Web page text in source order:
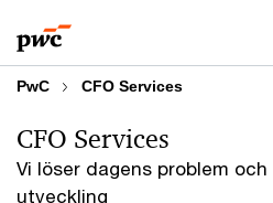
to
content
to
footer
PwC CFO Services
Vi löser dagens problem
utveckling
CFO Services